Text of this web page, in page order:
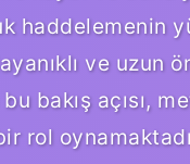
haddelemenin
ve uzun
bakış açısı,
rol